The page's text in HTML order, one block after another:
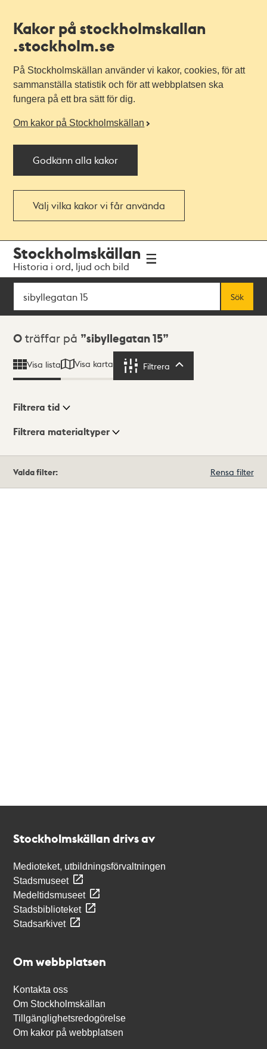
Kakor på stockholmskallan
.stockholm.se
På Stockholmskällan använder vi kakor, cookies, för att
sammanställa statistik och för att webbplatsen ska
fungera på ett bra sätt för dig.
Om kakor på Stockholmskällan
Godkänn alla kakor
Välj vilka kakor vi får använda
navigationen
huvudinnehållet
Stockholmskällan
Historia i ord, ljud och bild
Sök
Sök
Sökresultat
0 träffar på sibyllegatan 15
Visa lista Visa karta Filtrera
Visningsläge
Filtrera tid
Filtrera materialtyper
träffar
Valda filter: Rensa filter
Stockholmskällan drivs av
Medioteket, utbildningsförvaltningen
Stadsmuseet
Medeltidsmuseet
Stadsbiblioteket
Stadsarkivet
Om webbplatsen
Kontakta oss
Om Stockholmskällan
Tillgänglighetsredogörelse
Om kakor på webbplatsen